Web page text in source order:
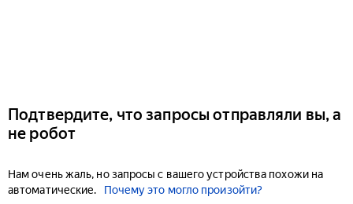
Подтвердите, что запросы отправляли вы, а
не робот
Нам очень жаль, но запросы с вашего устройства похожи на
автоматические.
Почему это могло произойти?